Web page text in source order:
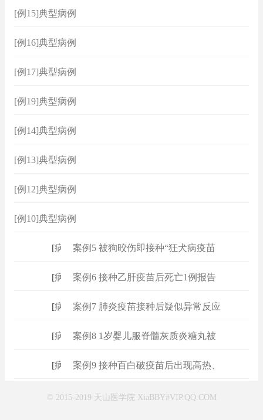
[例15]典型病例
[例16]典型病例
[例17]典型病例
[例19]典型病例
[例14]典型病例
[例13]典型病例
[例12]典型病例
[例10]典型病例
病例 案例5 被狗晈伤即接种“狂犬病疫苗
病例 案例6 接种乙肝疫苗后死亡1例报告
病例 案例7 肺炎疫苗接种后疑似异常反应
病例 案例8 1岁婴儿服脊髓灰质炎糖丸被
病例 案例9 接种百白破疫苗后出现高热、
© 2015-2019 天山医学院 XiaBBY#VIP.QQ.COM